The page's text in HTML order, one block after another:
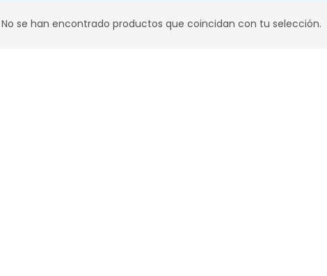
No se han encontrado productos que coincidan con tu selección.